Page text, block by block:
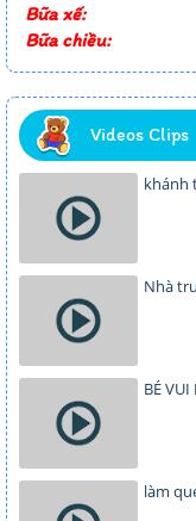
Bữa xế:
Bữa chiều:
Videos Clips
khánh
Nhà
BÉ VUI
làm